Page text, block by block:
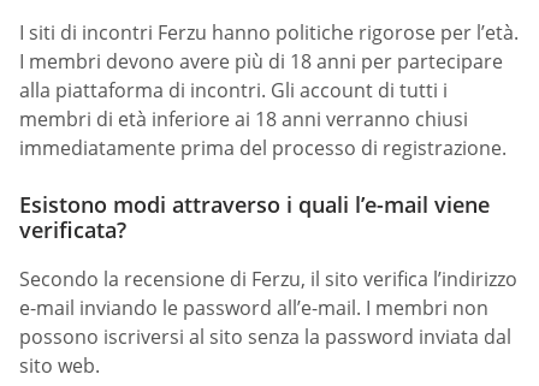
I siti di incontri Ferzu hanno politiche rigorose per l’età.
I membri devono avere più di 18 anni per partecipare
alla piattaforma di incontri. Gli account di tutti i
membri di età inferiore ai 18 anni verranno chiusi
immediatamente prima del processo di registrazione.
Esistono modi attraverso i quali l’e-mail viene
verificata?
Secondo la recensione di Ferzu, il sito verifica l’indirizzo
e-mail inviando le password all’e-mail. I membri non
possono iscriversi al sito senza la password inviata dal
sito web.